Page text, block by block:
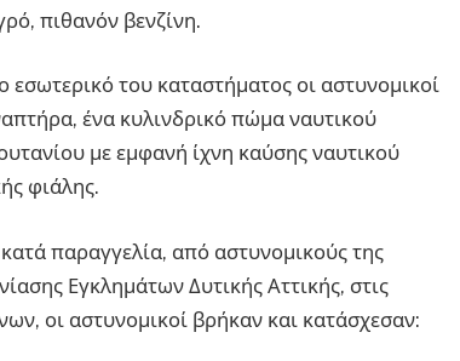
πιθανόν βενζίνη.
εσωτερικό του καταστήματος οι αστυνομικοί
ένα κυλινδρικό πώμα ναυτικού
με εμφανή ίχνη καύσης ναυτικού
φιάλης.
παραγγελία, από αστυνομικούς της
Εγκλημάτων Δυτικής Αττικής, στις
οι αστυνομικοί βρήκαν και κατάσχεσαν: